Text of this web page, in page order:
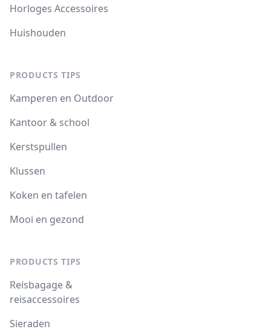
Horloges Accessoires
Huishouden
PRODUCTS TIPS
Kamperen en Outdoor
Kantoor & school
Kerstspullen
Klussen
Koken en tafelen
Mooi en gezond
PRODUCTS TIPS
Reisbagage &
reisaccessoires
Sieraden